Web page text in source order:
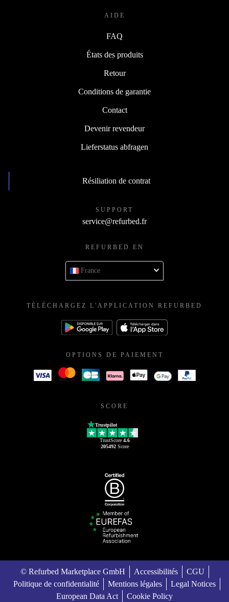
AIDE
FAQ
États des produits
Retour
Conditions de garantie
Contact
Devenir revendeur
Lieferstatus abfragen
Résiliation de contrat
SUPPORT
service@refurbed.fr
REFURBED EN
France
TÉLÉCHARGEZ L'APPLICATION REFURBED
OPTIONS DE PAIEMENT
SCORE
Trustpilot
TrustScore 4.6
205492Score
© Refurbed Marketplace GmbH Accessibilités
CGU
Politique de confidentialité
Mentions légales
Legal Notices
European Data Act
Cookie Policy